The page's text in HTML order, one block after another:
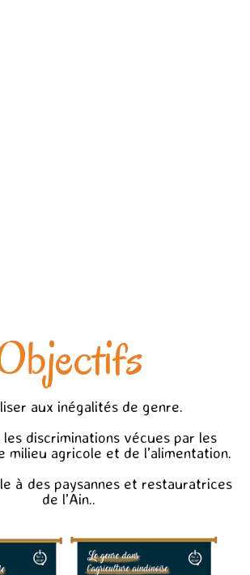
aux inégalités de genre.
discriminations vécues par les
milieu agricole et de l’alimentation.
à des paysannes et restauratrices
de l’Ain..